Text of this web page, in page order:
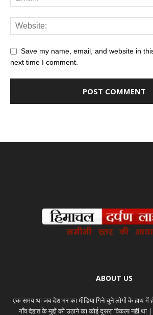
Save my name, email, and website in
next time I comment.
ABOUT US
एक समय था जब देश भर का मीडिया गिने चुने लोगों के हाथ में
गाँव देहात के मुद्दों को उठाने का कोई दूसरा विकल्प नहीं था